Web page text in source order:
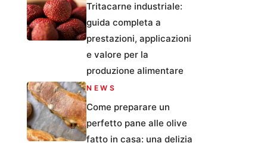
Tritacarne industriale:
guida completa a
prestazioni, applicazioni
e valore per la
produzione alimentare
NEWS
Come preparare un
perfetto pane alle olive
fatto in casa: una delizia